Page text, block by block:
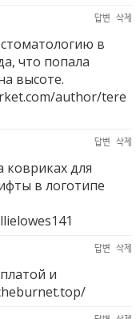
답변 삭제
в
что попала
высоте.
author/tere
답변 삭제
для
в логотипе
답변 삭제
и